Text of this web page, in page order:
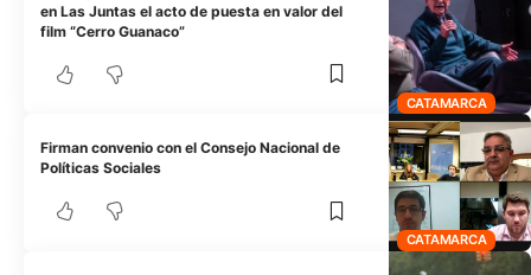
CATAMARCA
en Las Juntas el acto de puesta en valor del
film “Cerro Guanaco”
CATAMARCA
Firman convenio con el Consejo Nacional de
Políticas Sociales